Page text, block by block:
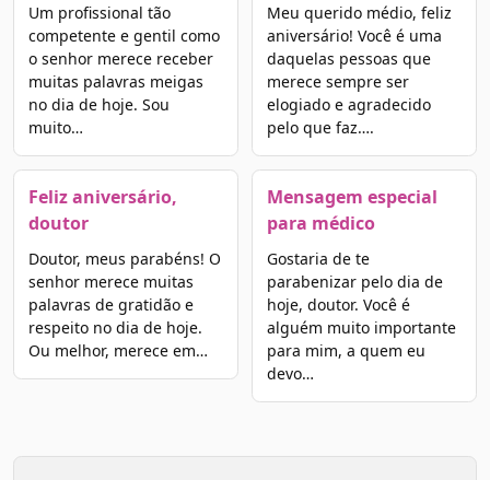
Um profissional tão
competente e gentil como
o senhor merece receber
muitas palavras meigas
no dia de hoje. Sou
muito…
Feliz aniversário,
doutor
Doutor, meus parabéns! O
senhor merece muitas
palavras de gratidão e
respeito no dia de hoje.
Ou melhor, merece em…
Meu querido médio, feliz
aniversário! Você é uma
daquelas pessoas que
merece sempre ser
elogiado e agradecido
pelo que faz….
Mensagem especial
para médico
Gostaria de te
parabenizar pelo dia de
hoje, doutor. Você é
alguém muito importante
para mim, a quem eu
devo…